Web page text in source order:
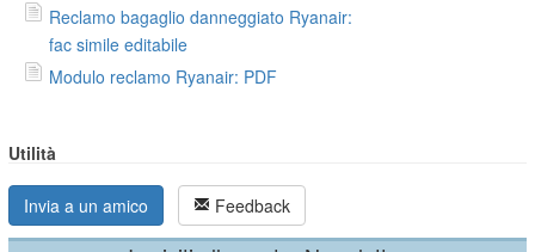
Reclamo bagaglio danneggiato Ryanair:
fac simile editabile
Modulo reclamo Ryanair: PDF
Utilità
Invia a un amico Feedback